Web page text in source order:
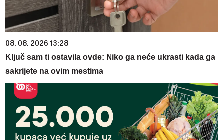
08. 08. 2026 13:28
Ključ sam ti ostavila ovde: Niko ga neće ukrasti kada ga
sakrijete na ovim mestima